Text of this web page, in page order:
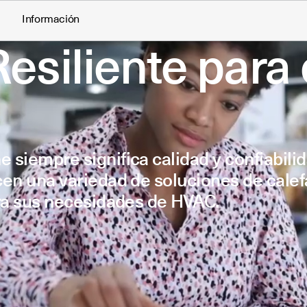
Información
para
siempre significa calidad y
una variedad de soluciones de
sus necesidades de HVAC.